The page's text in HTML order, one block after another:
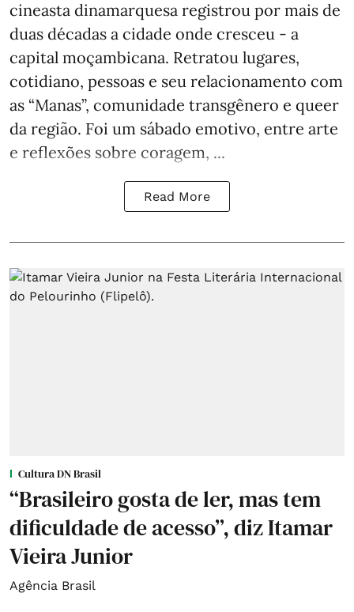
cineasta dinamarquesa registrou por mais de
duas décadas a cidade onde cresceu - a
capital moçambicana. Retratou lugares,
cotidiano, pessoas e seu relacionamento com
as “Manas”, comunidade transgênero e queer
da região. Foi um sábado emotivo, entre arte
e reflexões sobre coragem, ...
Read More
Cultura DN Brasil
“Brasileiro gosta de ler, mas tem
dificuldade de acesso”, diz Itamar
Vieira Junior
Agência Brasil